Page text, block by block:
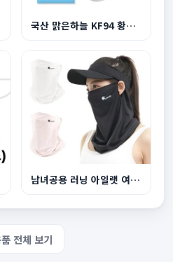
국산 맑은하늘 KF94 황사방역마스크 끈길이조절
남녀공용 러닝 아일랫 여름 마스크
전체 보기